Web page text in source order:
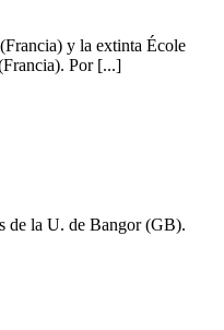
y la extinta École
Por [...]
de la U. de Bangor (GB).